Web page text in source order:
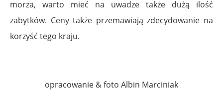
morza, warto mieć na uwadze także dużą ilość
zabytków. Ceny także przemawiają zdecydowanie na
korzyść tego kraju.
opracowanie & foto Albin Marciniak